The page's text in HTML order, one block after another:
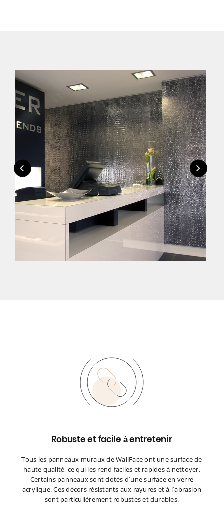
Robuste et facile à entretenir
Tous les panneaux muraux de WallFace ont une surface de
haute qualité, ce qui les rend faciles et rapides à nettoyer.
Certains panneaux sont dotés d’une surface en verre
acrylique. Ces décors résistants aux rayures et à l’abrasion
sont particulièrement robustes et durables.